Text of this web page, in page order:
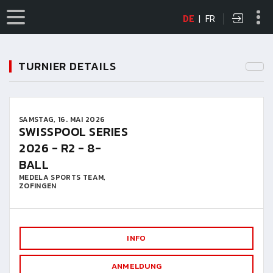
DE | FR
TURNIER DETAILS
SAMSTAG, 16. MAI 2026
SWISSPOOL SERIES
2026 - R2 - 8-
BALL
MEDELA SPORTS TEAM,
ZOFINGEN
INFO
ANMELDUNG